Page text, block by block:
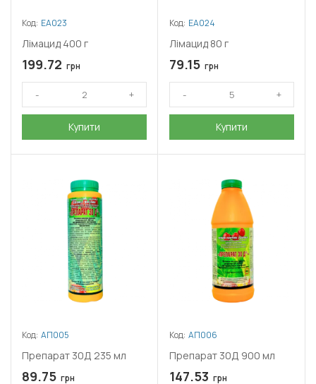
Код: ЕА023
Лімацид 400 г
199.72 грн
Купити
Код: ЕА024
Лімацид 80 г
79.15 грн
Купити
Код: АП005
Препарат 30Д 235 мл
89.75 грн
Код: АП006
Препарат 30Д 900 мл
147.53 грн